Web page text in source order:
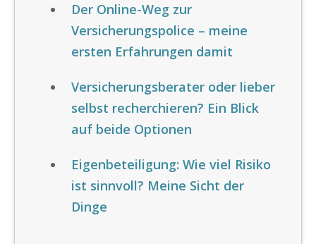
Der Online-Weg zur
Versicherungspolice – meine
ersten Erfahrungen damit
Versicherungsberater oder lieber
selbst recherchieren? Ein Blick
auf beide Optionen
Eigenbeteiligung: Wie viel Risiko
ist sinnvoll? Meine Sicht der
Dinge